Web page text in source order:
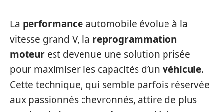
La performance automobile évolue à la
vitesse grand V, la reprogrammation
moteur est devenue une solution prisée
pour maximiser les capacités d’un véhicule.
Cette technique, qui semble parfois réservée
aux passionnés chevronnés, attire de plus